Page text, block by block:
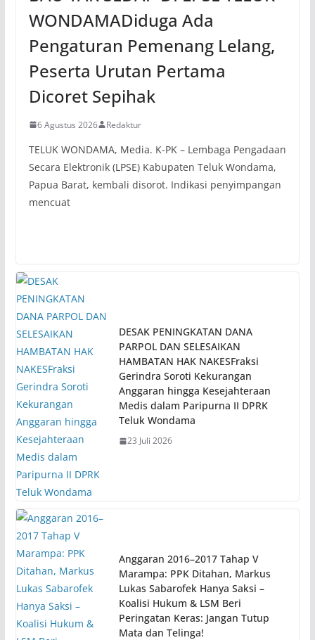
WONDAMADiduga Ada
Pengaturan Pemenang Lelang,
Peserta Urutan Pertama
Dicoret Sepihak
6 Agustus 2026 Redaktur
TELUK WONDAMA, Media. K-PK – Lembaga Pengadaan
Secara Elektronik (LPSE) Kabupaten Teluk Wondama,
Papua Barat, kembali disorot. Indikasi penyimpangan
mencuat
DESAK PENINGKATAN DANA
PARPOL DAN SELESAIKAN
HAMBATAN HAK NAKESFraksi
Gerindra Soroti Kekurangan
Anggaran hingga Kesejahteraan
Medis dalam Paripurna II DPRK
Teluk Wondama
23 Juli 2026
Anggaran 2016–2017 Tahap V
Marampa: PPK Ditahan, Markus
Lukas Sabarofek Hanya Saksi –
Koalisi Hukum & LSM Beri
Peringatan Keras: Jangan Tutup
Mata dan Telinga!